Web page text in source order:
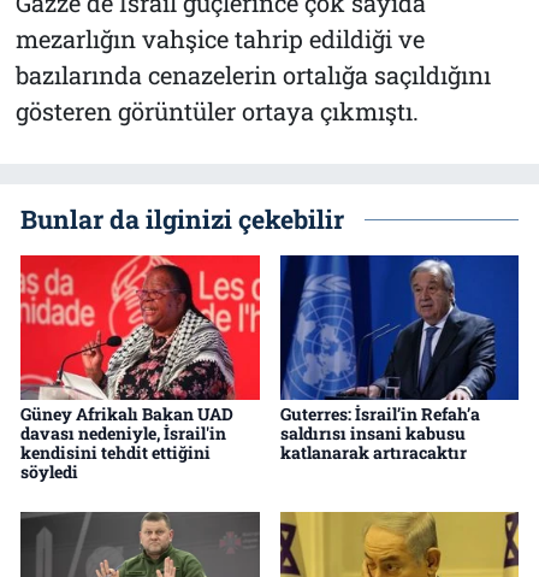
mezarlığın vahşice tahrip edildiği ve
bazılarında cenazelerin ortalığa saçıldığını
gösteren görüntüler ortaya çıkmıştı.
Bunlar da ilginizi çekebilir
Güney Afrikalı Bakan UAD
davası nedeniyle, İsrail'in
kendisini tehdit ettiğini
söyledi
Guterres: İsrail’in Refah’a
saldırısı insani kabusu
katlanarak artıracaktır